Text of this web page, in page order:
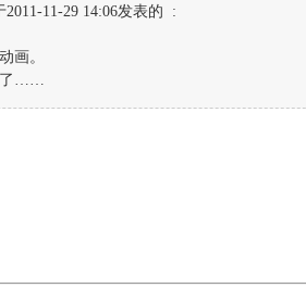
2011-11-29 14:06发表的 :
画。
了……